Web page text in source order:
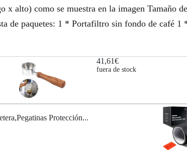
alto) como se muestra en la imagen Tamaño
de paquetes: 1 * Portafiltro sin fondo de café 1
41,61€
fuera de stock
Protección...